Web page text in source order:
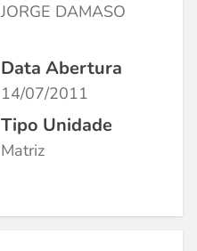
JORGE DAMASO
Data Abertura
14/07/2011
Tipo Unidade
Matriz